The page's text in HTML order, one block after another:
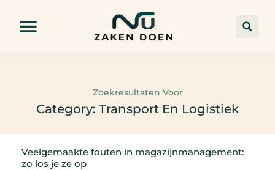
Zoekresultaten Voor
Category: Transport En Logistiek
Veelgemaakte fouten in magazijnmanagement:
zo los je ze op